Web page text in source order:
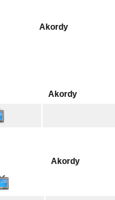
Akordy
Akordy
Akordy